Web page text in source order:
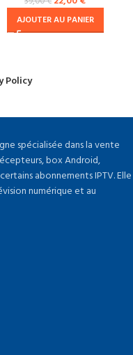
AJOUTER AU PANIER
Policy
spécialisée dans la vente
box Android,
abonnements IPTV. Elle
numérique et au